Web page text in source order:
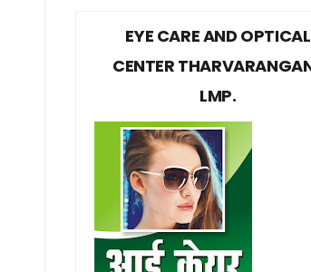
EYE CARE AND OPTICAL
CENTER
LMP.